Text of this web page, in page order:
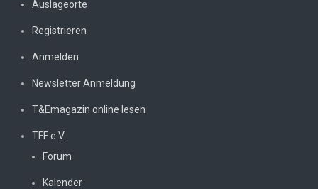
Auslageorte
Registrieren
Anmelden
Newsletter Anmeldung
T&Emagazin online lesen
TFF e.V.
Forum
Kalender